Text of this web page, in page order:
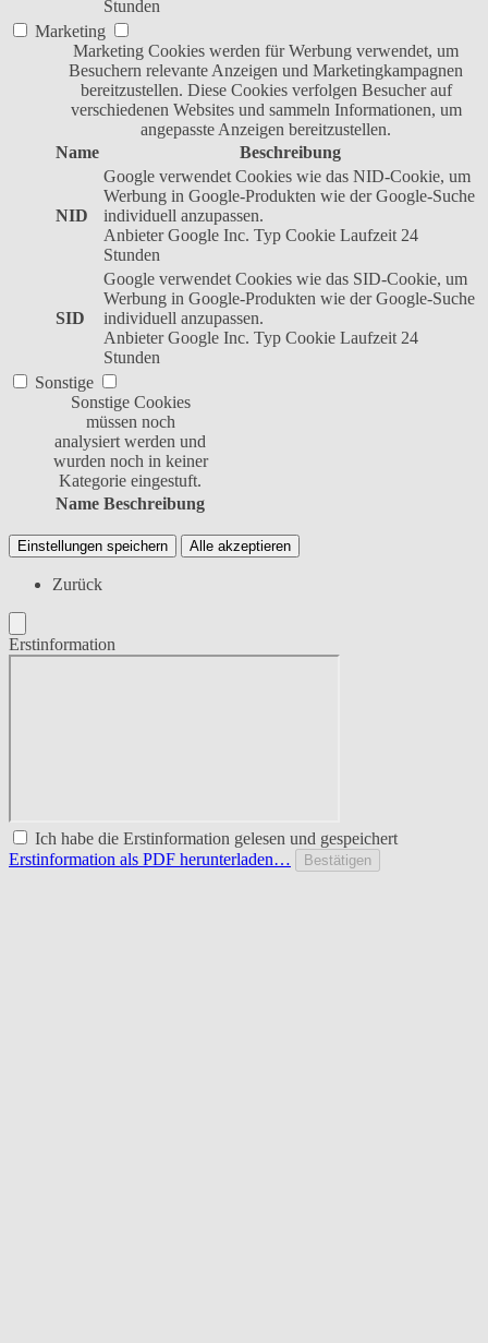
Stunden
Marketing
Marketing Cookies werden für Werbung verwendet, um
Besuchern relevante Anzeigen und Marketingkampagnen
bereitzustellen. Diese Cookies verfolgen Besucher auf
verschiedenen Websites und sammeln Informationen, um
angepasste Anzeigen bereitzustellen.
Name
Beschreibung
NID
Google verwendet Cookies wie das NID-Cookie, um
Werbung in Google-Produkten wie der Google-Suche
individuell anzupassen.
Anbieter Google Inc. Typ Cookie Laufzeit 24
Stunden
SID
Google verwendet Cookies wie das SID-Cookie, um
Werbung in Google-Produkten wie der Google-Suche
individuell anzupassen.
Anbieter Google Inc. Typ Cookie Laufzeit 24
Stunden
Sonstige
Sonstige Cookies
müssen noch
analysiert werden und
wurden noch in keiner
Kategorie eingestuft.
Name Beschreibung
Einstellungen speichern Alle akzeptieren
Zurück
Erstinformation
Ich habe die Erstinformation gelesen und gespeichert
Erstinformation als PDF herunterladen…
Bestätigen